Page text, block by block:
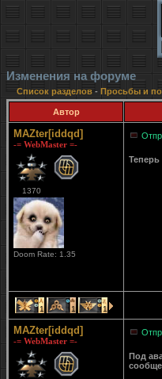
Изменения на форуме
Список разделов- Просьбы и
Автор
MAZter[iddqd]
-= WebMaster =-
1370
Doom Rate: 1.35
Теперь
1 1 1
MAZter[iddqd]
-= WebMaster =-
Под